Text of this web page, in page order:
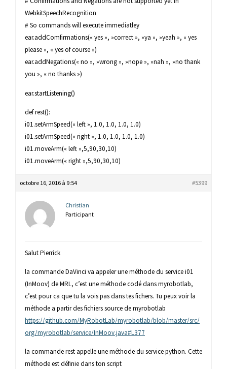
WebkitSpeechRecognition
# So commands will execute immediatley
ear.addComfirmations(« yes », »correct », »ya », »yeah », « yes
please », « yes of course »)
ear.addNegations(« no », »wrong », »nope », »nah », »no thank
you », « no thanks »)
ear.startListening()
def rest():
i01.setArmSpeed(« left », 1.0, 1.0, 1.0, 1.0)
i01.setArmSpeed(« right », 1.0, 1.0, 1.0, 1.0)
i01.moveArm(« left »,5,90,30,10)
i01.moveArm(« right »,5,90,30,10)
octobre 16, 2016 à 9:54 #5399
Christian
Participant
Salut Pierrick
la commande DaVinci va appeler une méthode du service i01
(InMoov) de MRL, c’est une méthode codé dans myrobotlab,
c’est pour ca que tu la vois pas dans tes fichers. Tu peux voir la
méthode a partir des fichiers source de myrobotlab
https://github.com/MyRobotLab/myrobotlab/blob/master/src/
org/myrobotlab/service/InMoov.java#L377
la commande rest appelle une méthode du service python. Cette
méthode est définie dans ton script